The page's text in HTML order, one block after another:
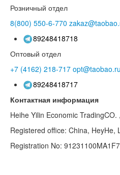
Розничный отдел
8(800) 550-6-770
89248418718
Оптовый отдел
+7 (4162) 218-717
89248418717
Контактная информация
Heihe Yilin Economic TradingCO.
Registered office: China, HeyHe,
Registration No: